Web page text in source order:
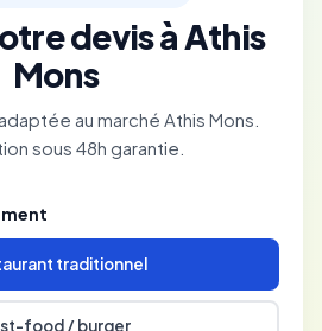
devis à Athis
Mons
au marché Athis Mons.
sous 48h garantie.
traditionnel
food / burger